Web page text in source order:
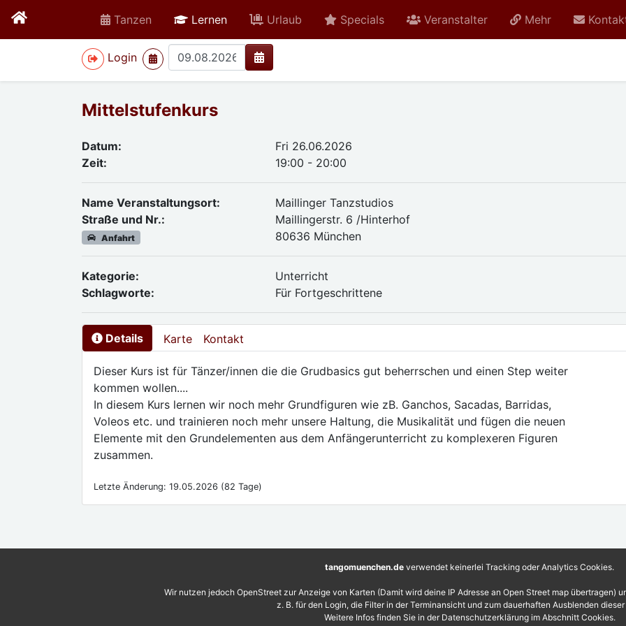
Tanzen Lernenactive Urlaub Specials Veranstalter Mehr
Login
>
Mittelstufenkurs
Datum:
Fri 26.06.2026
Zeit:
19:00 - 20:00
Name Veranstaltungsort:
Maillinger Tanzstudios
Straße und Nr.:
Anfahrt
Maillingerstr. 6 /Hinterhof
80636 München
Kategorie:
Unterricht
Schlagworte:
Für Fortgeschrittene
Details Karte Kontakt
Dieser Kurs ist für Tänzer/innen die die Grudbasics gut beherrschen und einen Step weiter
kommen wollen....
In diesem Kurs lernen wir noch mehr Grundfiguren wie zB. Ganchos, Sacadas, Barridas,
Voleos etc. und trainieren noch mehr unsere Haltung, die Musikalität und fügen die neuen
Elemente mit den Grundelementen aus dem Anfängerunterricht zu komplexeren Figuren
zusammen.
Letzte Änderung: 19.05.2026 (82 Tage)
tangomuenchen.de verwendet keinerlei Tracking oder Analytics Cookies.
Wir nutzen jedoch OpenStreet zur Anzeige von Karten (Damit wird deine IP Adresse an Open Street map übertragen)
z. B. für den Login, die Filter in der Terminansicht und zum dauerhaften Ausblenden
Weitere Infos finden Sie in der Datenschutzerklärung im Abschnitt Cookies.